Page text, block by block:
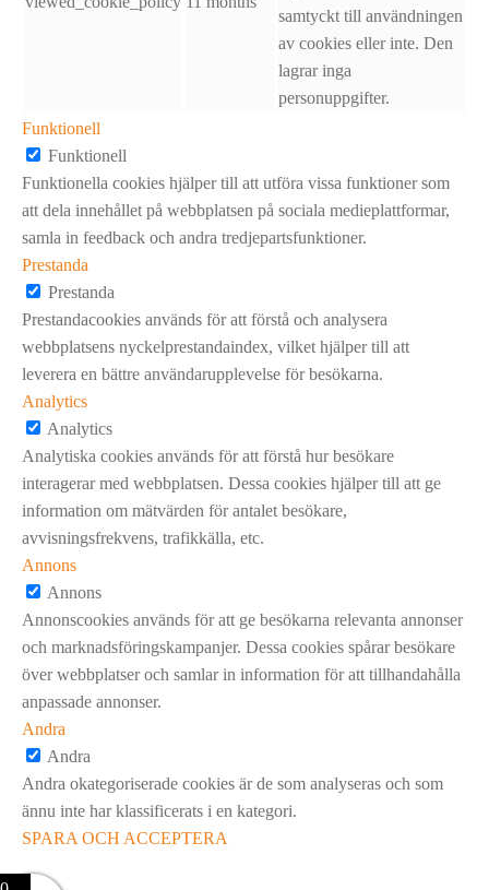
samtyckt till användningen
av cookies eller inte. Den
lagrar inga
personuppgifter.
Funktionell
Funktionell
Funktionella cookies hjälper till att utföra vissa funktioner som
att dela innehållet på webbplatsen på sociala medieplattformar,
samla in feedback och andra tredjepartsfunktioner.
Prestanda
Prestanda
Prestandacookies används för att förstå och analysera
webbplatsens nyckelprestandaindex, vilket hjälper till att
leverera en bättre användarupplevelse för besökarna.
Analytics
Analytics
Analytiska cookies används för att förstå hur besökare
interagerar med webbplatsen. Dessa cookies hjälper till att ge
information om mätvärden för antalet besökare,
avvisningsfrekvens, trafikkälla, etc.
Annons
Annons
Annonscookies används för att ge besökarna relevanta annonser
och marknadsföringskampanjer. Dessa cookies spårar besökare
över webbplatser och samlar in information för att tillhandahålla
anpassade annonser.
Andra
Andra
Andra okategoriserade cookies är de som analyseras och som
ännu inte har klassificerats i en kategori.
SPARA OCH ACCEPTERA